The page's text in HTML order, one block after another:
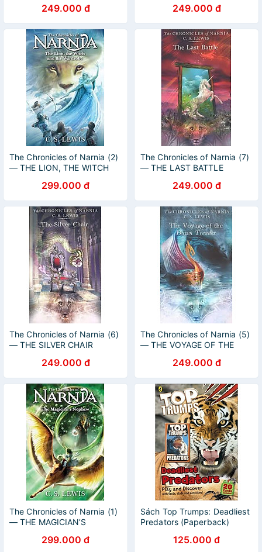
249.000 đ 249.000 đ
The Chronicles of Narnia (2)
— THE LION, THE WITCH
299.000 đ
The Chronicles of Narnia (7)
— THE LAST BATTLE
249.000 đ
The Chronicles of Narnia (6)
— THE SILVER CHAIR
249.000 đ
The Chronicles of Narnia (5)
— THE VOYAGE OF THE
249.000 đ
The Chronicles of Narnia (1)
— THE MAGICIAN’S
299.000 đ
Sách Top Trumps: Deadliest
Predators (Paperback)
125.000 đ